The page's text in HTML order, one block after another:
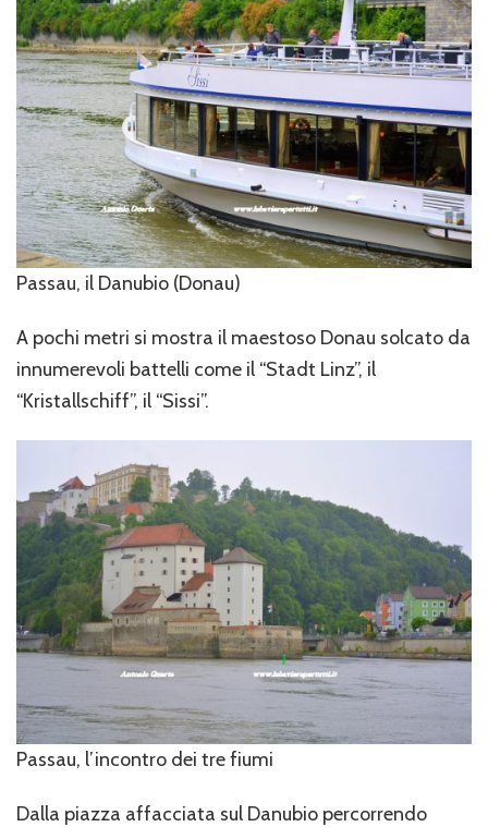
Passau, il Danubio (Donau)
A pochi metri si mostra il maestoso Donau solcato da
innumerevoli battelli come il “Stadt Linz”, il
“Kristallschiff”, il “Sissi”.
Passau, l’incontro dei tre fiumi
Dalla piazza affacciata sul Danubio percorrendo